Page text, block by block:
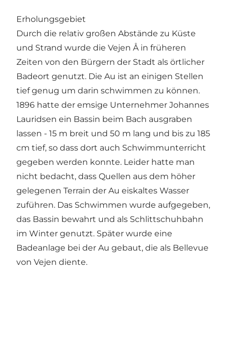
Erholungsgebiet
Durch die relativ großen Abstände zu Küste
und Strand wurde die Vejen Å in früheren
Zeiten von den Bürgern der Stadt als örtlicher
Badeort genutzt. Die Au ist an einigen Stellen
tief genug um darin schwimmen zu können.
1896 hatte der emsige Unternehmer Johannes
Lauridsen ein Bassin beim Bach ausgraben
lassen - 15 m breit und 50 m lang und bis zu 185
cm tief, so dass dort auch Schwimmunterricht
gegeben werden konnte. Leider hatte man
nicht bedacht, dass Quellen aus dem höher
gelegenen Terrain der Au eiskaltes Wasser
zuführen. Das Schwimmen wurde aufgegeben,
das Bassin bewahrt und als Schlittschuhbahn
im Winter genutzt. Später wurde eine
Badeanlage bei der Au gebaut, die als Bellevue
von Vejen diente.